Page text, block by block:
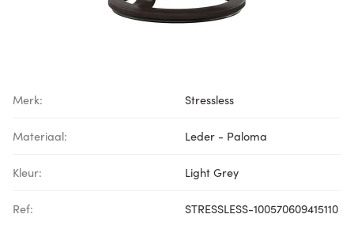
Merk: Stressless
Materiaal: Leder - Paloma
Kleur: Light Grey
Ref: STRESSLESS-100570609415110